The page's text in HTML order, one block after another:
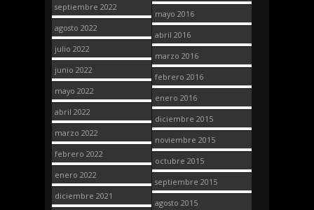
septiembre 2022
agosto 2022
julio 2022
junio 2022
mayo 2022
abril 2022
marzo 2022
febrero 2022
enero 2022
diciembre 2021
mayo 2016
abril 2016
marzo 2016
febrero 2016
enero 2016
diciembre 2015
noviembre 2015
octubre 2015
septiembre 2015
agosto 2015